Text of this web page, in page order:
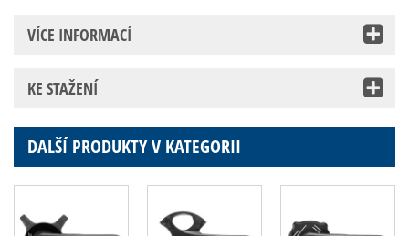
VÍCE INFORMACÍ
KE STAŽENÍ
DALŠÍ PRODUKTY V KATEGORII